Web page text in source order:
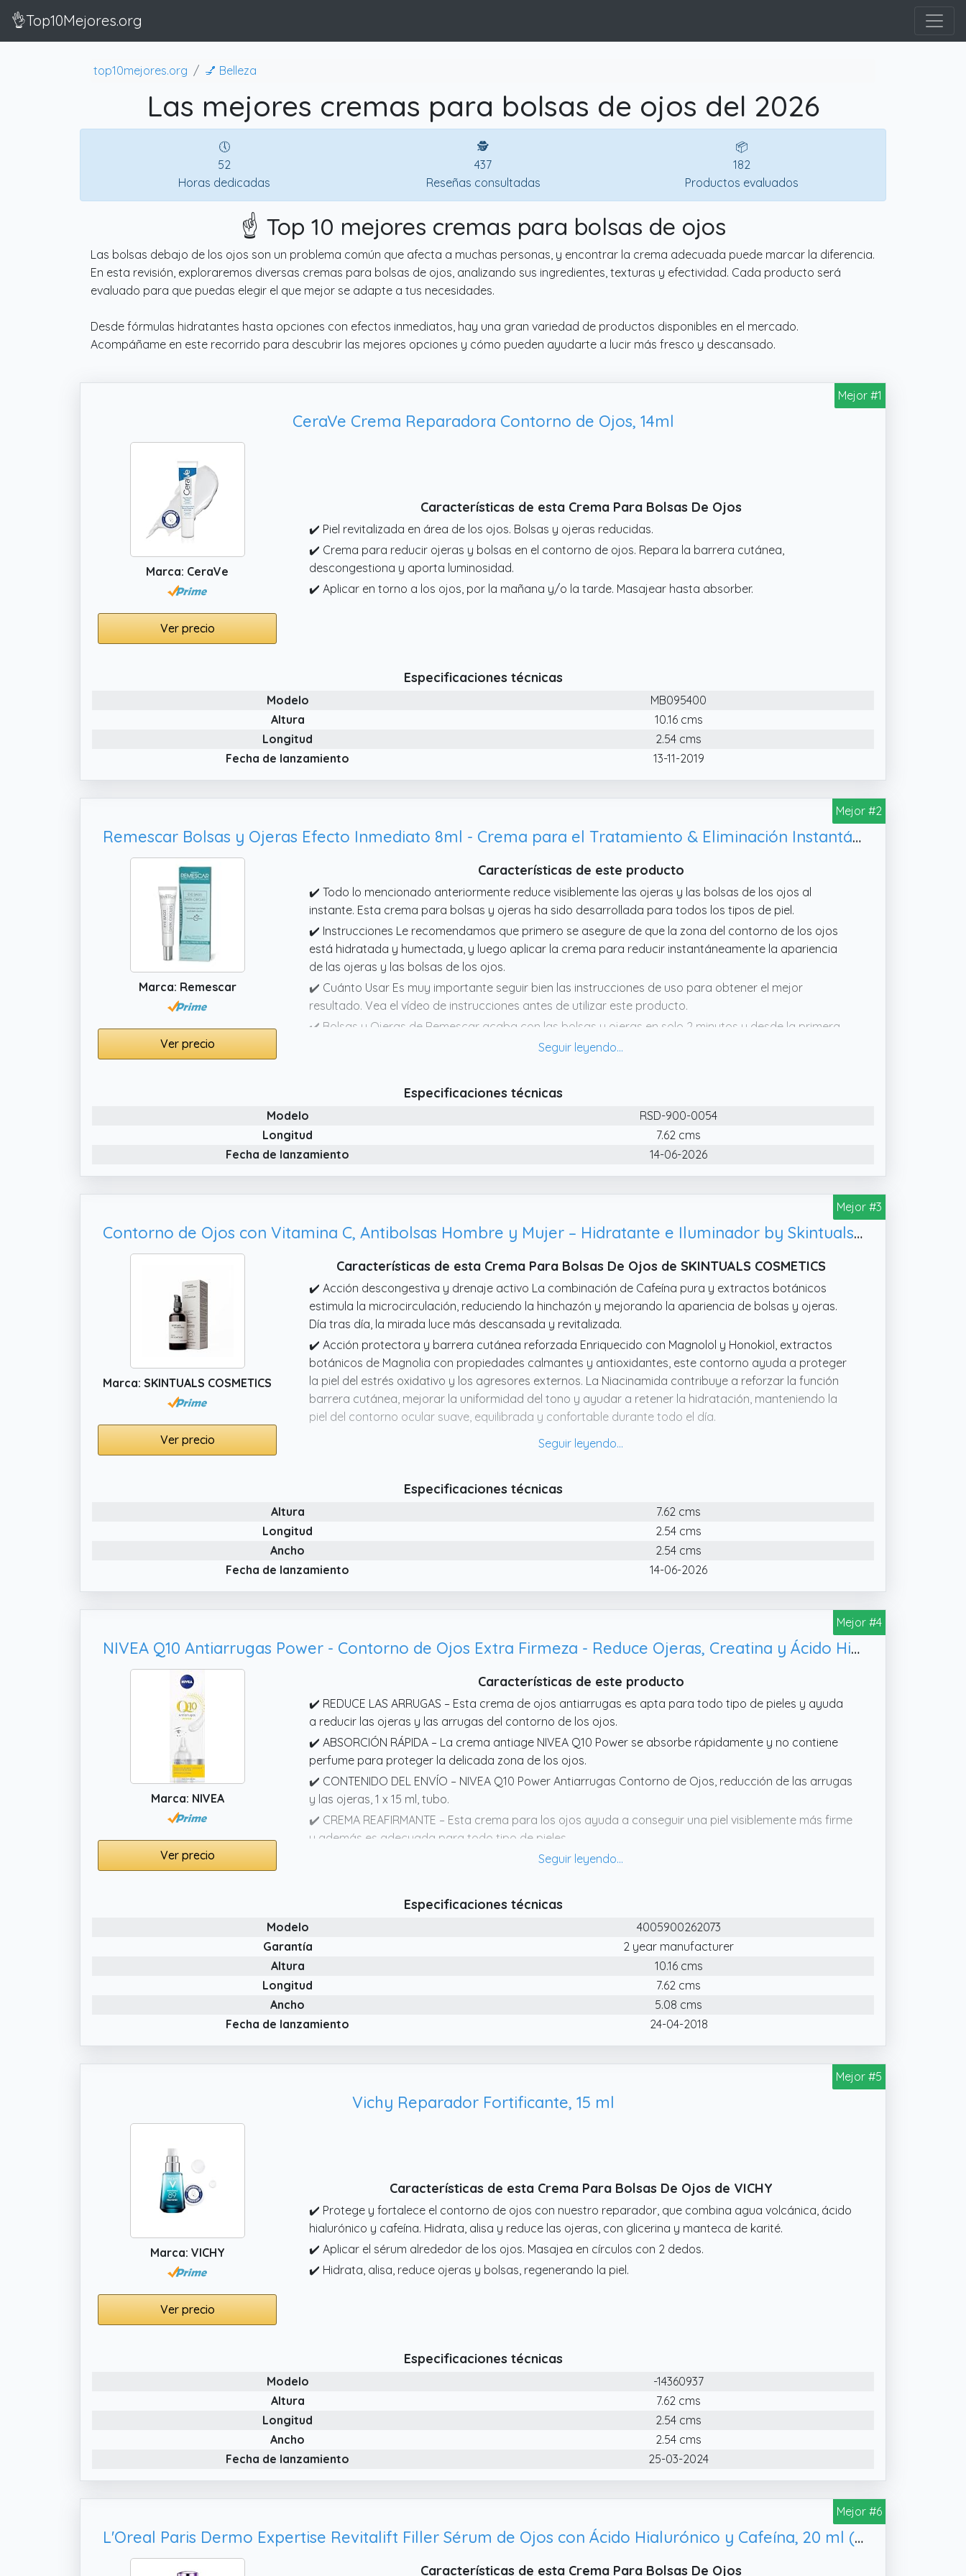
👌Top10Mejores.org
top10mejores.org 💅 Belleza
Las mejores cremas para bolsas de ojos del 2026
🕔
52
Horas dedicadas
🕵
437
Reseñas consultadas
📦
182
Productos evaluados
☝️ Top 10 mejores cremas para bolsas de ojos
Las bolsas debajo de los ojos son un problema común que afecta a muchas personas, y encontrar la crema adecuada puede marcar la diferencia.
En esta revisión, exploraremos diversas cremas para bolsas de ojos, analizando sus ingredientes, texturas y efectividad. Cada producto será
evaluado para que puedas elegir el que mejor se adapte a tus necesidades.
Desde fórmulas hidratantes hasta opciones con efectos inmediatos, hay una gran variedad de productos disponibles en el mercado.
Acompáñame en este recorrido para descubrir las mejores opciones y cómo pueden ayudarte a lucir más fresco y descansado.
Mejor #1
CeraVe Crema Reparadora Contorno de Ojos, 14ml
Marca: CeraVe
Ver precio
Características de esta Crema Para Bolsas De Ojos
✔️ Piel revitalizada en área de los ojos. Bolsas y ojeras reducidas.
✔️ Crema para reducir ojeras y bolsas en el contorno de ojos. Repara la barrera cutánea,
descongestiona y aporta luminosidad.
✔️ Aplicar en torno a los ojos, por la mañana y/o la tarde. Masajear hasta absorber.
Especificaciones técnicas
Modelo
MB095400
Altura
10.16 cms
Longitud
2.54 cms
Fecha de lanzamiento
13-11-2019
Mejor #2
Remescar Bolsas y Ojeras Efecto Inmediato 8ml - Crema para el Tratamiento & Eliminación Instantánea de las Bolsas de los Ojos - Eliminar Bolsas y Ojeras Hombre y Mujer - 180 Aplicaciones
Marca: Remescar
Ver precio
Características de este producto
✔️ Todo lo mencionado anteriormente reduce visiblemente las ojeras y las bolsas de los ojos al
instante. Esta crema para bolsas y ojeras ha sido desarrollada para todos los tipos de piel.
✔️ Instrucciones Le recomendamos que primero se asegure de que la zona del contorno de los ojos
está hidratada y humectada, y luego aplicar la crema para reducir instantáneamente la apariencia
de las ojeras y las bolsas de los ojos.
✔️ Cuánto Usar Es muy importante seguir bien las instrucciones de uso para obtener el mejor
resultado. Vea el vídeo de instrucciones antes de utilizar este producto.
✔️ Bolsas y Ojeras de Remescar acaba con las bolsas y ojeras en solo 2 minutos y desde la primera
aplicación. El resultado permanece visible hasta 10 horas.
de tirantez. Un efecto de drenaje bajo los ojos: los tripéptidos evitan la retención de líquidos bajo los
Especificaciones técnicas
Modelo
RSD-900-0054
Longitud
7.62 cms
Fecha de lanzamiento
14-06-2026
Mejor #3
Contorno de Ojos con Vitamina C, Antibolsas Hombre y Mujer – Hidratante e Iluminador by Skintuals Cosmetics
Marca: SKINTUALS COSMETICS
Ver precio
Características de esta Crema Para Bolsas De Ojos de SKINTUALS COSMETICS
✔️ Acción descongestiva y drenaje activo La combinación de Cafeína pura y extractos botánicos
estimula la microcirculación, reduciendo la hinchazón y mejorando la apariencia de bolsas y ojeras.
Día tras día, la mirada luce más descansada y revitalizada.
✔️ Acción protectora y barrera cutánea reforzada Enriquecido con Magnolol y Honokiol, extractos
botánicos de Magnolia con propiedades calmantes y antioxidantes, este contorno ayuda a proteger
la piel del estrés oxidativo y los agresores externos. La Niacinamida contribuye a reforzar la función
barrera cutánea, mejorar la uniformidad del tono y ayudar a retener la hidratación, manteniendo la
piel del contorno ocular suave, equilibrada y confortable durante todo el día.
✔️ Fórmula avanzada antifatiga y antioxidante Descubre el poder del CSHOT Eye Contour de
signos de cansancio, bolsas y ojeras.
✔️ Hidratación profunda y textura ultraligera Enriquecido con Ácido Hialurónico multimolecular y
Manteca de Karité, este contorno hidrata en profundidad, mejora la elasticidad y rellena las líneas de
expresión sin dejar residuo. Su textura fluida se absorbe al instante, proporcionando confort
inmediato y una base perfecta para maquillaje.
del contorno de ojos, mientras ayuda a reducir la visibilidad de arrugas y líneas finas.
Especificaciones técnicas
Altura
7.62 cms
Longitud
2.54 cms
Ancho
2.54 cms
Fecha de lanzamiento
14-06-2026
Mejor #4
NIVEA Q10 Antiarrugas Power - Contorno de Ojos Extra Firmeza - Reduce Ojeras, Creatina y Ácido Hialurónico - Clínicamente Probado - Todo tipo de Piel - 15 ml
Marca: NIVEA
Ver precio
Características de este producto
✔️ REDUCE LAS ARRUGAS – Esta crema de ojos antiarrugas es apta para todo tipo de pieles y ayuda
a reducir las ojeras y las arrugas del contorno de los ojos.
✔️ ABSORCIÓN RÁPIDA – La crema antiage NIVEA Q10 Power se absorbe rápidamente y no contiene
perfume para proteger la delicada zona de los ojos.
✔️ CONTENIDO DEL ENVÍO – NIVEA Q10 Power Antiarrugas Contorno de Ojos, reducción de las arrugas
y las ojeras, 1 x 15 ml, tubo.
✔️ CREMA REAFIRMANTE – Esta crema para los ojos ayuda a conseguir una piel visiblemente más firme
y además es adecuada para todo tipo de pieles.
✔️ FÓRMULA PATENTADA – Con su fórmula con coenzima Q10 y creatina, esta crema
Especificaciones técnicas
Modelo
4005900262073
Garantía
2 year manufacturer
Altura
10.16 cms
Longitud
7.62 cms
Ancho
5.08 cms
Fecha de lanzamiento
24-04-2018
Mejor #5
Vichy Reparador Fortificante, 15 ml
Marca: VICHY
Ver precio
Características de esta Crema Para Bolsas De Ojos de VICHY
✔️ Protege y fortalece el contorno de ojos con nuestro reparador, que combina agua volcánica, ácido
hialurónico y cafeína. Hidrata, alisa y reduce las ojeras, con glicerina y manteca de karité.
✔️ Aplicar el sérum alrededor de los ojos. Masajea en círculos con 2 dedos.
✔️ Hidrata, alisa, reduce ojeras y bolsas, regenerando la piel.
Especificaciones técnicas
Modelo
-14360937
Altura
7.62 cms
Longitud
2.54 cms
Ancho
2.54 cms
Fecha de lanzamiento
25-03-2024
Mejor #6
L'Oreal Paris Dermo Expertise Revitalift Filler Sérum de Ojos con Ácido Hialurónico y Cafeína, 20 ml (Paquete de 1)
Características de esta Crema Para Bolsas De Ojos